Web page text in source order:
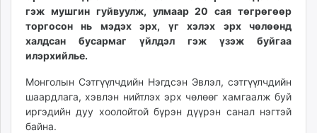
shuud.mn
eagle.mn
ergelt.mn
today.mn
zuv.mn
mminfo.mn
гэж мушгин гуйвуулж, улмаар 20 сая төгрөгөөр
торгосон нь мэдэх эрх, үг хэлэх эрх чөлөөнд
халдсан бусармаг үйлдэл гэж үзэж буйгаа
илэрхийлье.
Монголын Сэтгүүлчдийн Нэгдсэн Эвлэл, сэтгүүлчдийн
шаардлага, хэвлэн нийтлэх эрх чөлөөг хамгаалж буй
иргэдийн дуу хоолойтой бүрэн дүүрэн санал нэгтэй
байна.